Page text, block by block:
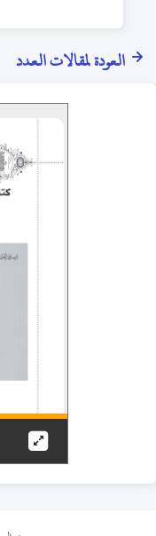
العودة لمقالات العدد